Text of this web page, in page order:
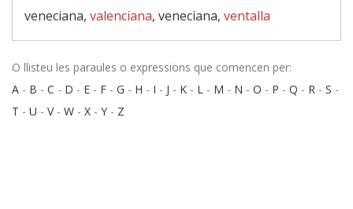
veneciana, valenciana, veneciana, ventalla
O llisteu les paraules o expressions que comencen per:
A - B - C - D - E - F - G - H - I - J - K - L - M - N - O - P - Q - R - S -
T - U - V- W - X - Y - Z